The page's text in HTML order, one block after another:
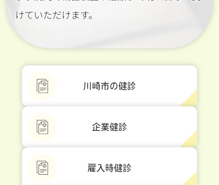
けていただけます。
川崎市の健診
企業健診
雇入時健診